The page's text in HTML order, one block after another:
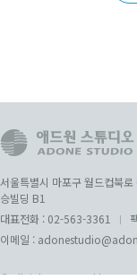
서울특별시 마포구 월드컵북
승빌딩 B1
대표전화 : 02-563-3361
이메일 :